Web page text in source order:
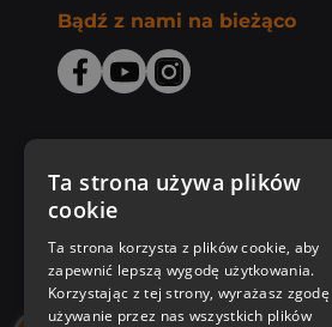
Bądź z nami na bieżąco
Zakupy u nas
Nasza oferta
Ta strona używa plików
cookie
Ta strona korzysta z plików cookie, aby
zapewnić lepszą wygodę użytkowania.
Korzystając z tej strony, wyrażasz zgodę
używanie przez nas wszystkich plików